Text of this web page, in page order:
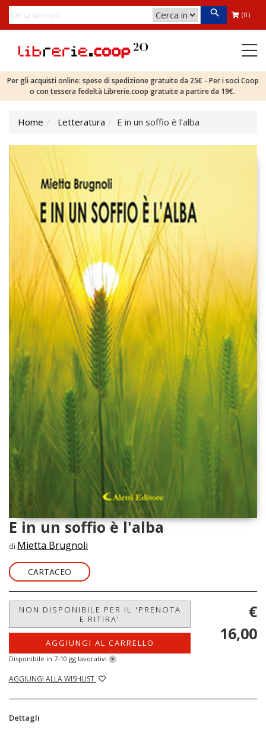
(0)
Per gli acquisti online: spese di spedizione gratuite da 25€ - Per i soci Coop
o con tessera fedeltà Librerie.coop gratuite a partire da 19€.
Home Letteratura E in un soffio è l'alba
E in un soffio è l'alba
di Mietta Brugnoli
CARTACEO
NON DISPONIBILE PER IL 'PRENOTA
E RITIRA'
AGGIUNGI AL CARRELLO
Disponibile in 7-10 gg lavorativi ?
AGGIUNGI ALLA WISHLIST
€
16,00
Dettagli